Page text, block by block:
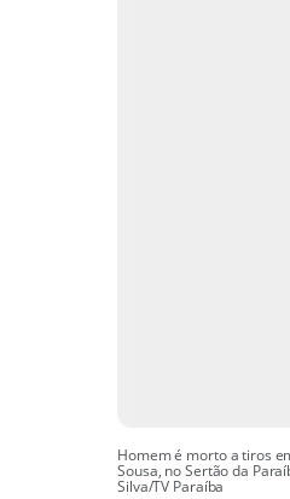
Homem é morto a tiros
Sousa, no Sertão da
Silva/TV Paraíba